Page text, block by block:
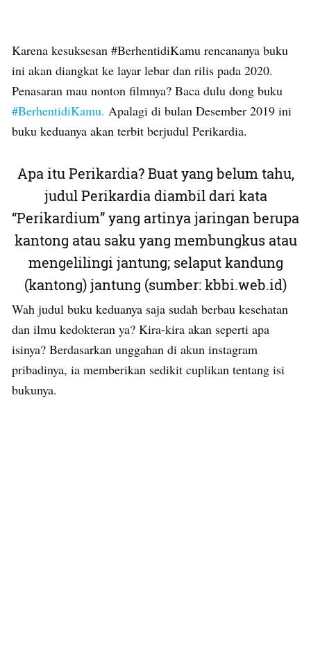
Karena kesuksesan #BerhentidiKamu rencananya buku
ini akan diangkat ke layar lebar dan rilis pada 2020.
Penasaran mau nonton filmnya? Baca dulu dong buku
#BerhentidiKamu. Apalagi di bulan Desember 2019 ini
buku keduanya akan terbit berjudul Perikardia.
Apa itu Perikardia? Buat yang belum tahu,
judul Perikardia diambil dari kata
“Perikardium” yang artinya jaringan berupa
kantong atau saku yang membungkus atau
mengelilingi jantung; selaput kandung
(kantong) jantung (sumber: kbbi.web.id)
Wah judul buku keduanya saja sudah berbau kesehatan
dan ilmu kedokteran ya? Kira-kira akan seperti apa
isinya? Berdasarkan unggahan di akun instagram
pribadinya, ia memberikan sedikit cuplikan tentang isi
bukunya.